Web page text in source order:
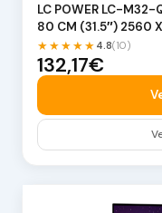
LC POWER LC-
80 CM (31.5″) 2560
★★★★★ 4.8(10)
132,17€